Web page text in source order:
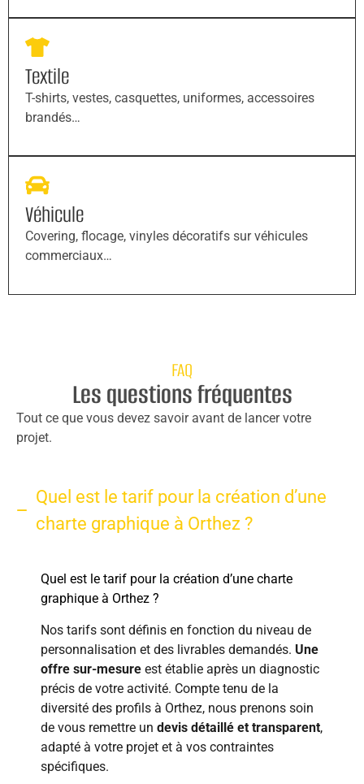
Textile
T-shirts, vestes, casquettes, uniformes, accessoires
brandés…
Véhicule
Covering, flocage, vinyles décoratifs sur véhicules
commerciaux…
FAQ
Les questions fréquentes
Tout ce que vous devez savoir avant de lancer votre
projet.
Quel est le tarif pour la création d’une
charte graphique à Orthez ?
Quel est le tarif pour la création d’une charte
graphique à Orthez ?
Nos tarifs sont définis en fonction du niveau de
personnalisation et des livrables demandés. Une
offre sur-mesure est établie après un diagnostic
précis de votre activité. Compte tenu de la
diversité des profils à Orthez, nous prenons soin
de vous remettre un devis détaillé et transparent,
adapté à votre projet et à vos contraintes
spécifiques.